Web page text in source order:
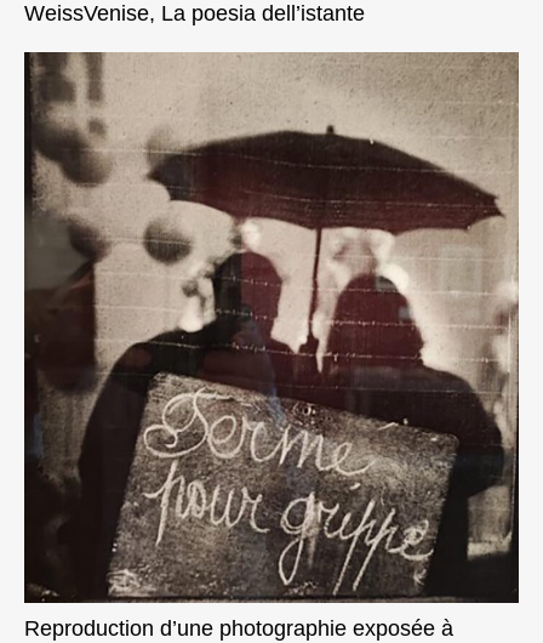
WeissVenise, La poesia dell’istante
Reproduction d’une photographie exposée à